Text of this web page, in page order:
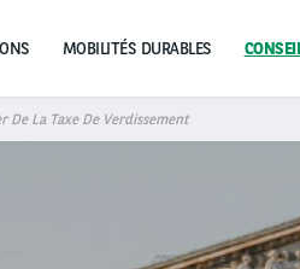
MOBILITÉS DURABLES
De La Taxe De Verdissement